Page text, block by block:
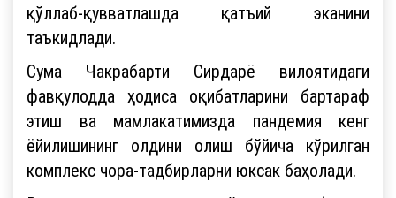
қўллаб-қувватлашда қатъий эканини
таъкидлади.
Сума Чакрабарти Сирдарё вилоятидаги
фавқулодда ҳодиса оқибатларини бартараф
этиш ва мамлакатимизда пандемия кенг
ёйилишининг олдини олиш бўйича кўрилган
комплекс чора-тадбирларни юксак баҳолади.